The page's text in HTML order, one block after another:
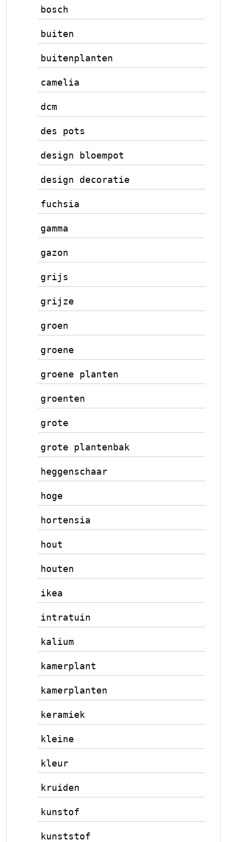
bosch
buiten
buitenplanten
camelia
dcm
des pots
design bloempot
design decoratie
fuchsia
gamma
gazon
grijs
grijze
groen
groene
groene planten
groenten
grote
grote plantenbak
heggenschaar
hoge
hortensia
hout
houten
ikea
intratuin
kalium
kamerplant
kamerplanten
keramiek
kleine
kleur
kruiden
kunstof
kunststof